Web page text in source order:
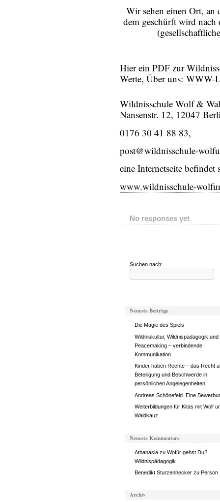
Wir sehen einen Ort,
dem geschürft wird nach
Hier ein PDF zur
Werte, Über uns: WWW-
Wildnisschule Wolf &
Nansenstr. 12, 12047
0176 30 41 88 83,
post@wildnisschule-
eine Internetseite
www.wildnisschule-
No responses yet
Suchen nach:
Neueste Beiträge
Die Magie des Spiels
Wildniskultur, Wildnispädagogik und
Peacemaking – verbindende
Kommunikation
Kinder haben Rechte – das Recht
Beteiligung und Beschwerde in
persönlichen Angelegenheiten
Andreas Schönefeld. Eine
Weiterbildungen für Kitas mit Wolf
Waldkauz
Neueste Kommentare
Athanasiazu Wofür gehst Du?
Wildnispädagogik
Benedikt Sturzenheckerzu Person
Archiv